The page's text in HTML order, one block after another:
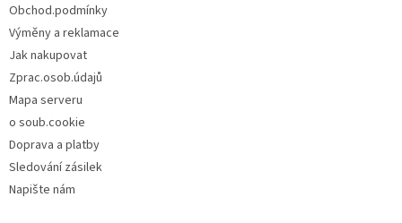
Obchod.podmínky
Výměny a reklamace
Jak nakupovat
Zprac.osob.údajů
Mapa serveru
o soub.cookie
Doprava a platby
Sledování zásilek
Napište nám